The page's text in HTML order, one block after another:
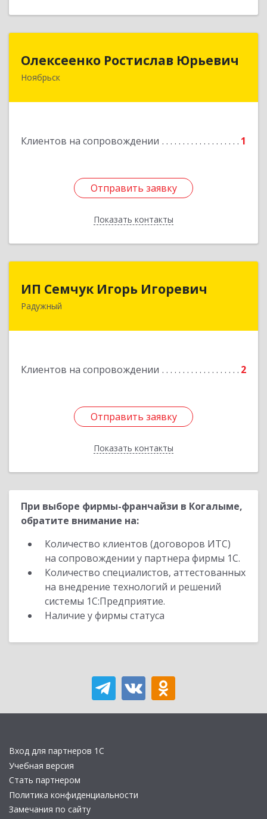
Олексеенко Ростислав Юрьевич
Ноябрьск
Клиентов на сопровождении 1
Отправить заявку
Показать контакты
629804, Ямало-Ненецкий АО, Ноябрьск г,
Отправить заявку
Назад
ИП Семчук Игорь Игоревич
Радужный
Клиентов на сопровождении 2
Отправить заявку
Показать контакты
628464, ХМАО-Югра, г. Радужный, 1 мкн.,
Отправить заявку
Назад
При выборе фирмы-франчайзи в Когалыме,
обратите внимание на:
Количество клиентов (договоров ИТС)
на сопровождении у партнера фирмы 1С.
Количество специалистов, аттестованных
на внедрение технологий и решений
системы 1С:Предприятие.
Наличие у фирмы статуса
Вход для партнеров 1С
Учебная версия
Стать партнером
Политика конфиденциальности
Замечания по сайту